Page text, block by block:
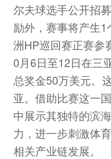
尔夫球选手公开招
励外，赛事将产生
洲HP巡回赛正赛参
0月6日至12日在三
总奖金50万美元。
亚。借助比赛这一
中展示其独特的滨
力，进一步刺激体
相关产业链发展。